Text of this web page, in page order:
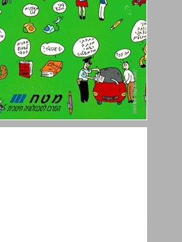
עיין ערך לשון ,הבנה והבעה ... 0